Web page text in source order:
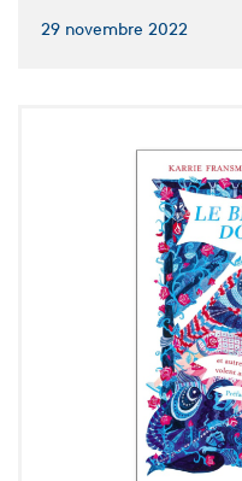
29 novembre 2022